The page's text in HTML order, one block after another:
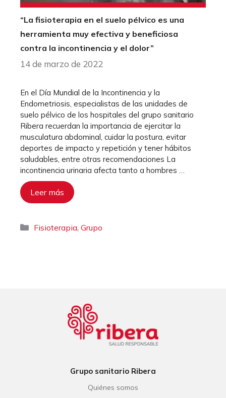
“La fisioterapia en el suelo pélvico es una
herramienta muy efectiva y beneficiosa
contra la incontinencia y el dolor”
14 de marzo de 2022
En el Día Mundial de la Incontinencia y la
Endometriosis, especialistas de las unidades de
suelo pélvico de los hospitales del grupo sanitario
Ribera recuerdan la importancia de ejercitar la
musculatura abdominal, cuidar la postura, evitar
deportes de impacto y repetición y tener hábitos
saludables, entre otras recomendaciones La
incontinencia urinaria afecta tanto a hombres …
Leer más
Categorías
Fisioterapia,Grupo
Grupo sanitario Ribera
Quiénes somos